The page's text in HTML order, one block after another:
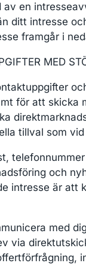
en
ditt intresse
framgår i
MED
för att
tillval som
och
intresse är
med
via